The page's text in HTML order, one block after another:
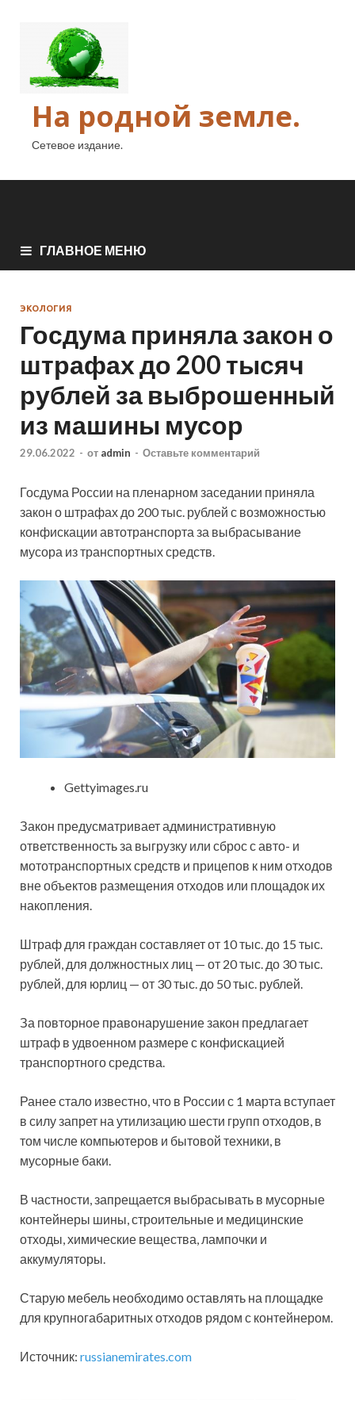
На родной земле.
Сетевое издание.
ГЛАВНОЕ МЕНЮ
ЭКОЛОГИЯ
Госдума приняла закон о
штрафах до 200 тысяч
рублей за выброшенный
из машины мусор
29.06.2022 - от admin - Оставьте комментарий
Госдума России на пленарном заседании приняла
закон о штрафах до 200 тыс. рублей с возможностью
конфискации автотранспорта за выбрасывание
мусора из транспортных средств.
Gettyimages.ru
Закон предусматривает административную
ответственность за выгрузку или сброс с авто- и
мототранспортных средств и прицепов к ним отходов
вне объектов размещения отходов или площадок их
накопления.
Штраф для граждан составляет от 10 тыс. до 15 тыс.
рублей, для должностных лиц — от 20 тыс. до 30 тыс.
рублей, для юрлиц — от 30 тыс. до 50 тыс. рублей.
За повторное правонарушение закон предлагает
штраф в удвоенном размере с конфискацией
транспортного средства.
Ранее стало известно, что в России с 1 марта вступает
в силу запрет на утилизацию шести групп отходов, в
том числе компьютеров и бытовой техники, в
мусорные баки.
В частности, запрещается выбрасывать в мусорные
контейнеры шины, строительные и медицинские
отходы, химические вещества, лампочки и
аккумуляторы.
Старую мебель необходимо оставлять на площадке
для крупногабаритных отходов рядом с контейнером.
Источник: russianemirates.com